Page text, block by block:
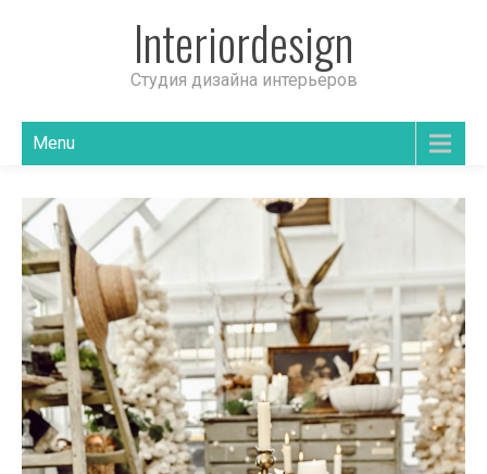
Interiordesign
Студия дизайна интерьеров
Menu